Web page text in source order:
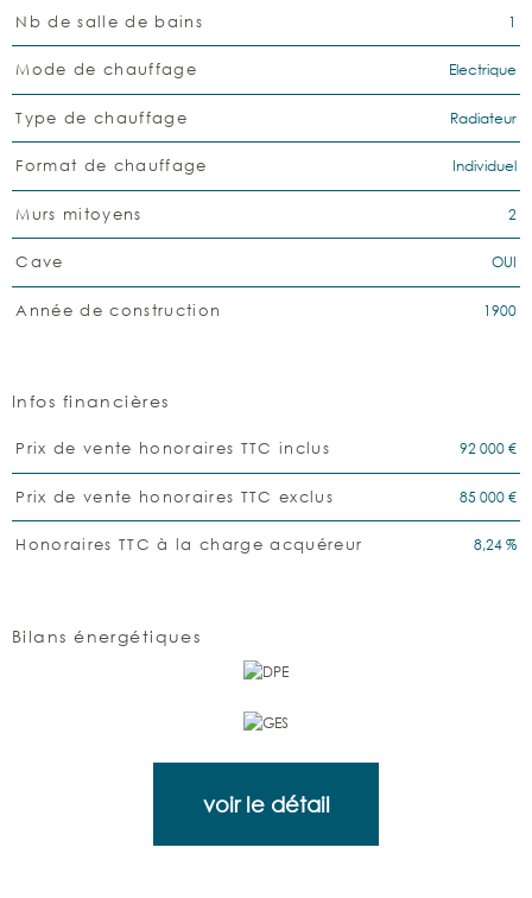
Nb de salle de bains 1
Mode de chauffage Electrique
Type de chauffage Radiateur
Format de chauffage Individuel
Murs mitoyens 2
Cave OUI
Année de construction 1900
Infos financières
Caractéristiques Valeurs
Prix de vente honoraires TTC inclus 92 000 €
Prix de vente honoraires TTC exclus 85 000 €
Honoraires TTC à la charge acquéreur 8,24 %
Bilans énergétiques
voir le détail